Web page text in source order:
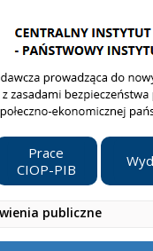
Prace
CIOP-PIB
publiczne